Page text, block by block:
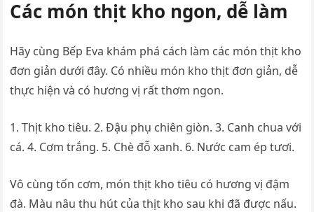
Các món thịt kho ngon, dễ làm
Hãy cùng Bếp Eva khám phá cách làm các món thịt kho
đơn giản dưới đây. Có nhiều món kho thịt đơn giản, dễ
thực hiện và có hương vị rất thơm ngon.
1. Thịt kho tiêu. 2. Đậu phụ chiên giòn. 3. Canh chua với
cá. 4. Cơm trắng. 5. Chè đỗ xanh. 6. Nước cam ép tươi.
Vô cùng tốn cơm, món thịt kho tiêu có hương vị đậm
đà. Màu nâu thu hút của thịt kho sau khi đã được nấu.